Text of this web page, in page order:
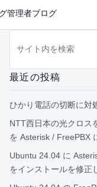
管理者ブログ
最近の投稿
ひかり電話の切断に対
NTT西日本の光クロス
を Asterisk / FreePBX
Ubuntu 24.04 に
をインストールを修正